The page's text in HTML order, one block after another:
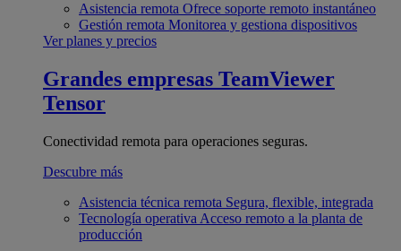
Asistencia remota Ofrece soporte remoto instantáneo
Gestión remota Monitorea y gestiona dispositivos
Ver planes y precios
Grandes empresas TeamViewer
Tensor
Conectividad remota para operaciones seguras.
Descubre más
Asistencia técnica remota Segura, flexible, integrada
Tecnología operativa Acceso remoto a la planta de
producción